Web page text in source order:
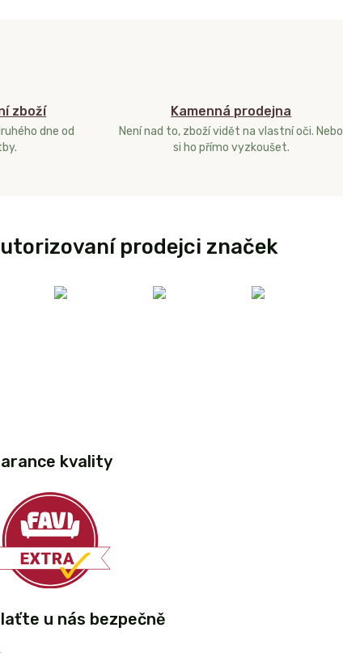
zboží
dne od
Kamenná prodejna
Není nad to, zboží vidět na vlastní oči. Nebo
si ho přímo vyzkoušet.
prodejci značek
kvality
u nás bezpečně